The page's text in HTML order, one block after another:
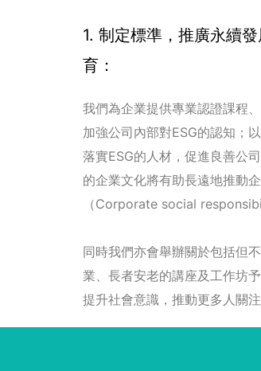
1. 制定標準，推廣永續
育：
我們為企業提供專業認證課程
加強公司內部對ESG的認知；
落實ESG的人材，促進良善公
的企業文化將有助長遠地推動
（Corporate social
同時我們亦會舉辦關於包括但
業、長者安老的講座及工作坊
提升社會意識，推動更多人關注